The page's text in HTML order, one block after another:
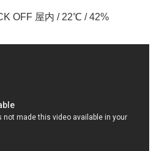
OFF 屋内 / 22℃ / 42%